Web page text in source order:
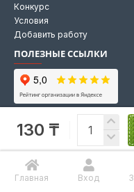
130 ₸
Главная Вход
Конкурс
Условия
Добавить работу
ПОЛЕЗНЫЕ ССЫЛКИ
Мы на Яндекс картах
Мы в 2GIS